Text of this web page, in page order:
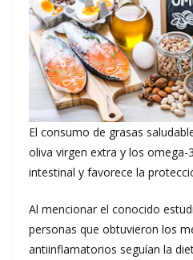
El consumo de grasas
oliva virgen extra y los
intestinal y favorece la
Al mencionar el conocido
personas que obtuvieron los
antiinflamatorios seguían la